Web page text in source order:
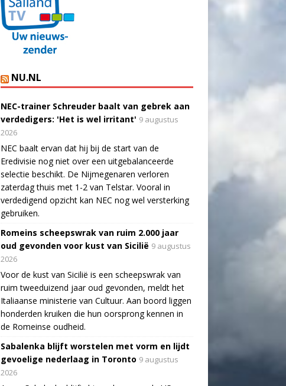
NU.NL
NEC-trainer Schreuder baalt van gebrek aan
verdedigers: 'Het is wel irritant' 9 augustus
2026
NEC baalt ervan dat hij bij de start van de
Eredivisie nog niet over een uitgebalanceerde
selectie beschikt. De Nijmegenaren verloren
zaterdag thuis met 1-2 van Telstar. Vooral in
verdedigend opzicht kan NEC nog wel versterking
gebruiken.
Romeins scheepswrak van ruim 2.000 jaar
oud gevonden voor kust van Sicilië 9 augustus
2026
Voor de kust van Sicilië is een scheepswrak van
ruim tweeduizend jaar oud gevonden, meldt het
Italiaanse ministerie van Cultuur. Aan boord liggen
honderden kruiken die hun oorsprong kennen in
de Romeinse oudheid.
Sabalenka blijft worstelen met vorm en lijdt
gevoelige nederlaag in Toronto 9 augustus
2026